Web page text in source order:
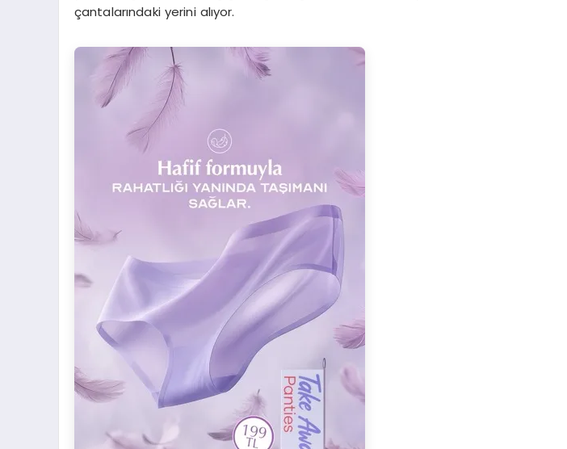
çantalarındaki yerini alıyor.